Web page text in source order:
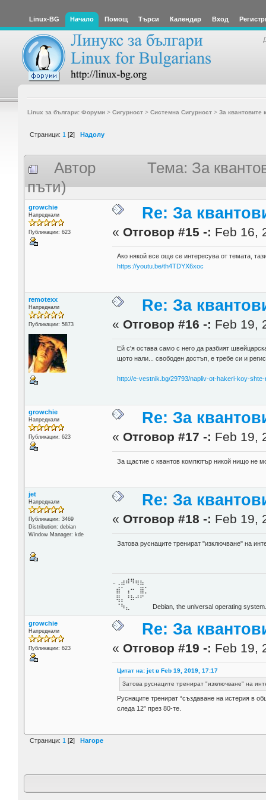
Linux-BG Начало Помощ Търси Календар Вход
Linux за българи: Форуми> Сигурност> Системна Сигурност> За
Страници: 1 [2] Надолу
Автор
Тема: За
пъти)
growchie
Напреднали
Публикации: 623
Re: За
« Отговор #15 -: Feb 16,
Ако някой все още се интересува от темата,
https://youtu.be/th4TDYX6xoc
remotexx
Напреднали
Публикации: 5873
Re: За
« Отговор #16 -: Feb 19,
Ей с'я остава само с него да разбият
щото нали... свободен достъп, е требе си и
http://e-vestnik.bg/29793/napliv-ot-hakeri-koy-
growchie
Напреднали
Публикации: 623
Re: За
« Отговор #17 -: Feb 19,
За щастие с квантов компютър никой нищо не
jet
Напреднали
Публикации: 3469
Distribution: debian
Window Manager: kde
Re: За
« Отговор #18 -: Feb 19,
Затова руснаците тренират "изключване" на
..⢀⣴⠾⠻⢶⣦⠀
⣾⠁⢠⠒⠀⣿⡁
⢿⡄⠘⠷⠚⠋
⠈⠳⣄⠀⠀⠀⠀ Debian, the universal operating
growchie
Напреднали
Публикации: 623
Re: За
« Отговор #19 -: Feb 19,
Цитат на: jet в Feb 19, 2019, 17:17
Затова руснаците тренират "изключване" на
Руснаците тренират “създаване на истерия в
следа 12” през 80-те.
Страници: 1 [2] Нагоре